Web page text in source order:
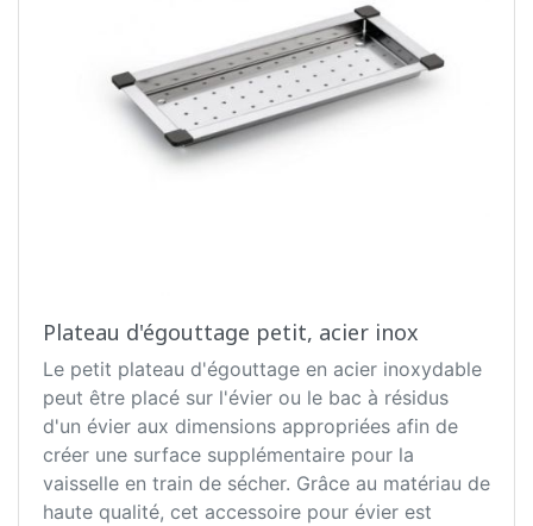
Plateau d'égouttage petit, acier inox
Le petit plateau d'égouttage en acier inoxydable
peut être placé sur l'évier ou le bac à résidus
d'un évier aux dimensions appropriées afin de
créer une surface supplémentaire pour la
vaisselle en train de sécher. Grâce au matériau de
haute qualité, cet accessoire pour évier est